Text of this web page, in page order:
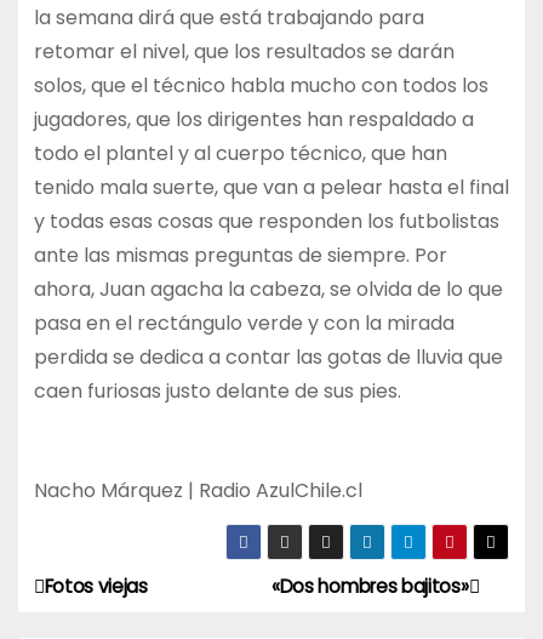
la semana dirá que está trabajando para
retomar el nivel, que los resultados se darán
solos, que el técnico habla mucho con todos los
jugadores, que los dirigentes han respaldado a
todo el plantel y al cuerpo técnico, que han
tenido mala suerte, que van a pelear hasta el final
y todas esas cosas que responden los futbolistas
ante las mismas preguntas de siempre. Por
ahora, Juan agacha la cabeza, se olvida de lo que
pasa en el rectángulo verde y con la mirada
perdida se dedica a contar las gotas de lluvia que
caen furiosas justo delante de sus pies.
Nacho Márquez | Radio AzulChile.cl
N
«Dos hombres bajitos»
Fotos viejas